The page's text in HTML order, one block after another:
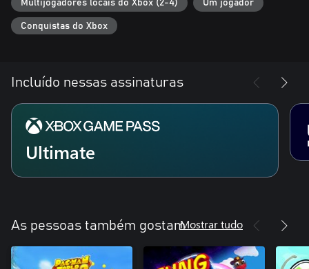
Multijogadores locais do Xbox (2-4) Um jogador
Conquistas do Xbox
Incluído nessas assinaturas
Ultimate
As pessoas também gostamMostrar tudo